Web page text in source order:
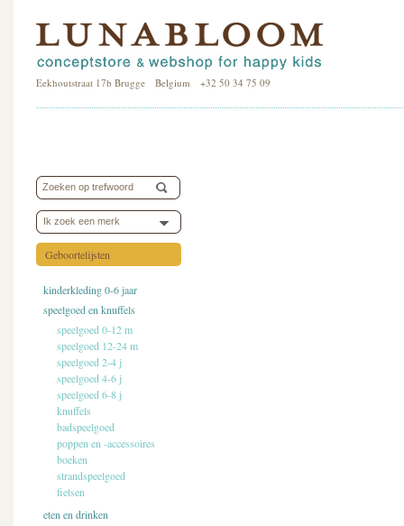
Eekhoutstraat 17b Brugge Belgium +32 50 34 75 09
Ik zoek een merk
Geboortelijsten
kinderkleding 0-6 jaar
speelgoed en knuffels
speelgoed 0-12 m
speelgoed 12-24 m
speelgoed 2-4 j
speelgoed 4-6 j
speelgoed 6-8 j
knuffels
badspeelgoed
poppen en -accessoires
boeken
strandspeelgoed
fietsen
eten en drinken